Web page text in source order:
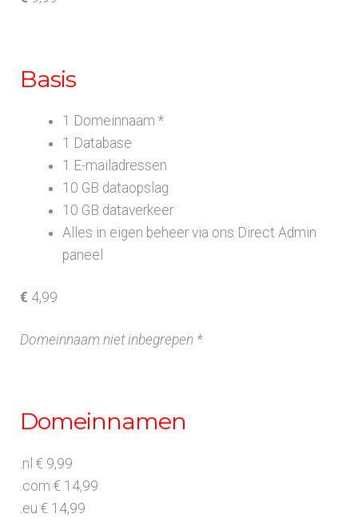
Basis
1 Domeinnaam *
1 Database
1 E-mailadressen
10 GB dataopslag
10 GB dataverkeer
Alles in eigen beheer via ons Direct Admin
paneel
€ 4,99
Domeinnaam niet inbegrepen *
Domeinnamen
.nl € 9,99
.com € 14,99
.eu € 14,99